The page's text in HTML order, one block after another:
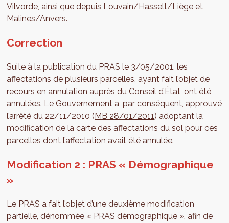
Vilvorde, ainsi que depuis Louvain/Hasselt/Liège et
Malines/Anvers.
Correction
Suite à la publication du PRAS le 3/05/2001, les
affectations de plusieurs parcelles, ayant fait l’objet de
recours en annulation auprès du Conseil d’État, ont été
annulées. Le Gouvernement a, par conséquent, approuvé
l’arrêté du 22/11/2010 (MB 28/01/2011) adoptant la
modification de la carte des affectations du sol pour ces
parcelles dont l’affectation avait été annulée.
Modification 2 : PRAS « Démographique
»
Le PRAS a fait l’objet d’une deuxième modification
partielle, dénommée « PRAS démographique », afin de